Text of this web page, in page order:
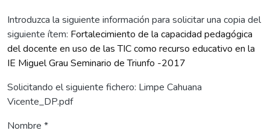
Introduzca la siguiente información para solicitar una copia del
siguiente ítem: Fortalecimiento de la capacidad pedagógica
del docente en uso de las TIC como recurso educativo en la
IE Miguel Grau Seminario de Triunfo -2017
Solicitando el siguiente fichero: Limpe Cahuana
Vicente_DP.pdf
Nombre *